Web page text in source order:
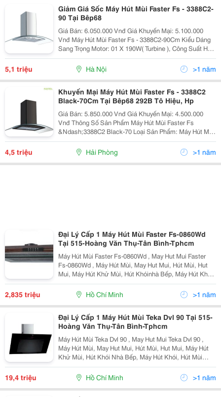
Giảm Giá Sốc Máy Hút Mùi Faster Fs - 3388C2-
90 Tại Bêp68
Giá Bán: 6.050.000 Vnđ Giá Khuyến Mại: 5.100.000
Vnđ Máy Hút Mùi Faster Fs - 3388C2-90Cm Kiểu Dáng
Sang Trọng Motor: 01 X 190W( Turbine ), Công Suất Hút:
850M3/H Độ Ồn: ≪= 60Db, Hút Siêu Êm Điều Khiển:
Phím Nhấn
5,1 triệu Hà Nội >1 năm
Khuyến Mại Máy Hút Mùi Faster Fs - 3388C2
Black-70Cm Tại Bêp68 292B Tô Hiệu, Hp
Giá Bán: 5.850.000 Vnđ Giá Khuyến Mại: 4.500.000
Vnđ Thông Số Sản Phẩm Máy Hút Mùi Faster Fs
&Ndash;3388C2 Black-70 Loại Sản Phẩm: Máy Hút Mùi
Tum Kính Mã Sản Phẩm: Fs &Ndash;3388C2
Black&Ndash;70 Hãng Sản Xuất: Fas
4,5 triệu Hải Phòng >1 năm
Đại Lý Cấp 1 Máy Hút Mùi Faster Fs-0860Wd
Tại 515-Hoàng Văn Thụ-Tân Bình-Tphcm
Máy Hút Mùi Faster Fs-0860Wd , May Hut Mui Faster
Fs-0860Wd , Máy Hút Mùi, May Hut Mui, Hút Mùi, Hut
Mui, Máy Hút Khử Mùi, Hút Khóinhà Bếp, Máy Hút Khói,
Hút Mùi Đảo, Hút Mùi Cổ Điển, Hút Mùi Độc Lập Máy Hút
Mù I Faster Fs-0860Wd G Iá Khuyến Mãi
2,835 triệu Hồ Chí Minh >1 năm
Đại Lý Cấp 1 Máy Hút Mùi Teka Dvl 90 Tại 515-
Hoàng Văn Thụ-Tân Bình-Tphcm
Máy Hút Mùi Teka Dvl 90 , May Hut Mui Teka Dvl 90 ,
Máy Hút Mùi, May Hut Mui, Hút Mùi, Hut Mui, Máy Hút
Khử Mùi, Hút Khói Nhà Bếp, Máy Hút Khói, Hút Mùi
Đảo, Hút Mùi Cổ Điển, Hút Mùi Độc Lập Máy Hút Mùi
Teka Dvl 90 G Iá Khuyến Mãi :19.400.000 Vn
19,4 triệu Hồ Chí Minh >1 năm